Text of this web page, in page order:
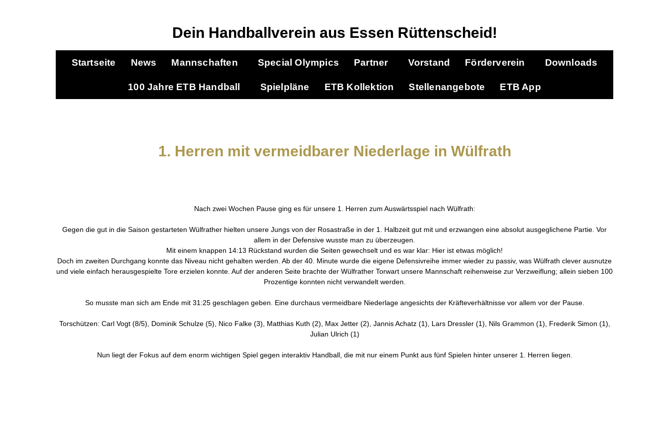
Dein Handballverein aus Essen Rüttenscheid!
Startseite News Mannschaften Special Olympics Partner Vorstand Förderverein Downloads
100 Jahre ETB Handball Spielpläne ETB Kollektion Stellenangebote ETB App
1. Herren mit vermeidbarer Niederlage in Wülfrath
Nach zwei Wochen Pause ging es für unsere 1. Herren zum Auswärtsspiel nach Wülfrath:
Gegen die gut in die Saison gestarteten Wülfrather hielten unsere Jungs von der Rosastraße in der 1. Halbzeit gut mit und erzwangen eine absolut ausgeglichene Partie. Vor
allem in der Defensive wusste man zu überzeugen.
Mit einem knappen 14:13 Rückstand wurden die Seiten gewechselt und es war klar: Hier ist etwas möglich!
Doch im zweiten Durchgang konnte das Niveau nicht gehalten werden. Ab der 40. Minute wurde die eigene Defensivreihe immer wieder zu passiv, was Wülfrath clever ausnutze
und viele einfach herausgespielte Tore erzielen konnte. Auf der anderen Seite brachte der Wülfrather Torwart unsere Mannschaft reihenweise zur Verzweiflung; allein sieben 100
Prozentige konnten nicht verwandelt werden.
So musste man sich am Ende mit 31:25 geschlagen geben. Eine durchaus vermeidbare Niederlage angesichts der Kräfteverhältnisse vor allem vor der Pause.
Torschützen: Carl Vogt (8/5), Dominik Schulze (5), Nico Falke (3), Matthias Kuth (2), Max Jetter (2), Jannis Achatz (1), Lars Dressler (1), Nils Grammon (1), Frederik Simon (1),
Julian Ulrich (1)
Nun liegt der Fokus auf dem enorm wichtigen Spiel gegen interaktiv Handball, die mit nur einem Punkt aus fünf Spielen hinter unserer 1. Herren liegen.